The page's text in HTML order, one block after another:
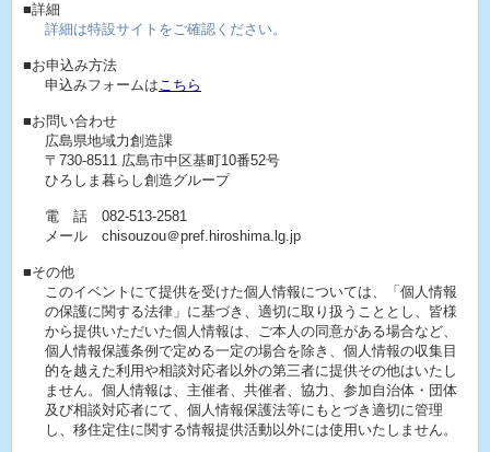
■詳細
詳細は特設サイトをご確認ください。
■お申込み方法
申込みフォームはこちら
■お問い合わせ
広島県地域力創造課
〒730-8511 広島市中区基町10番52号
ひろしま暮らし創造グループ
電 話 082-513-2581
メール chisouzou＠pref.hiroshima.lg.jp
■その他
このイベントにて提供を受けた個人情報については、「個人情報
の保護に関する法律」に基づき、適切に取り扱うこととし、皆様
から提供いただいた個人情報は、ご本人の同意がある場合など、
個人情報保護条例で定める一定の場合を除き、個人情報の収集目
的を越えた利用や相談対応者以外の第三者に提供その他はいたし
ません。個人情報は、主催者、共催者、協力、参加自治体・団体
及び相談対応者にて、個人情報保護法等にもとづき適切に管理
し、移住定住に関する情報提供活動以外には使用いたしません。